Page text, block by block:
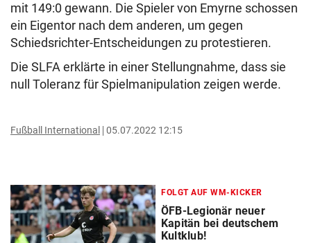
mit 149:0 gewann. Die Spieler von Emyrne schossen
ein Eigentor nach dem anderen, um gegen
Schiedsrichter-Entscheidungen zu protestieren.
Die SLFA erklärte in einer Stellungnahme, dass sie
null Toleranz für Spielmanipulation zeigen werde.
Fußball International 05.07.2022 12:15
FOLGT AUF WM-KICKER
ÖFB-Legionär neuer
Kapitän bei deutschem
Kultklub!